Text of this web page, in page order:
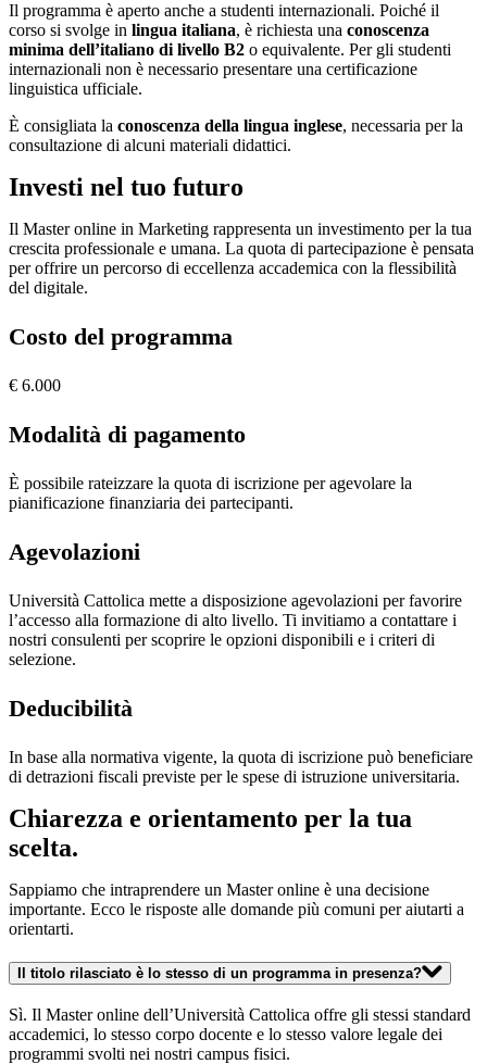
Il programma è aperto anche a studenti internazionali. Poiché il
corso si svolge in lingua italiana, è richiesta una conoscenza
minima dell’italiano di livello B2 o equivalente. Per gli studenti
internazionali non è necessario presentare una certificazione
linguistica ufficiale.
È consigliata la conoscenza della lingua inglese, necessaria per la
consultazione di alcuni materiali didattici.
Investi nel tuo futuro
Il Master online in Marketing rappresenta un investimento per la tua
crescita professionale e umana. La quota di partecipazione è pensata
per offrire un percorso di eccellenza accademica con la flessibilità
del digitale.
Costo del programma
€ 6.000
Modalità di pagamento
È possibile rateizzare la quota di iscrizione per agevolare la
pianificazione finanziaria dei partecipanti.
Agevolazioni
Università Cattolica mette a disposizione agevolazioni per favorire
l’accesso alla formazione di alto livello. Ti invitiamo a contattare i
nostri consulenti per scoprire le opzioni disponibili e i criteri di
selezione.
Deducibilità
In base alla normativa vigente, la quota di iscrizione può beneficiare
di detrazioni fiscali previste per le spese di istruzione universitaria.
Chiarezza e orientamento per la tua
scelta.
Sappiamo che intraprendere un Master online è una decisione
importante. Ecco le risposte alle domande più comuni per aiutarti a
orientarti.
Il titolo rilasciato è lo stesso di un programma in presenza?
Sì. Il Master online dell’Università Cattolica offre gli stessi standard
accademici, lo stesso corpo docente e lo stesso valore legale dei
programmi svolti nei nostri campus fisici.